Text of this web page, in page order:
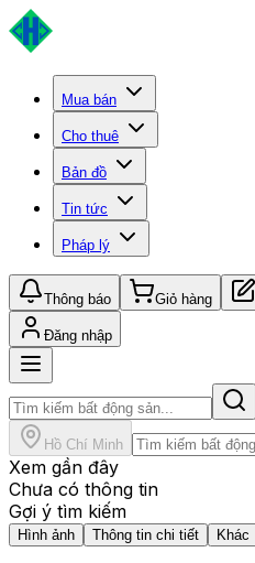
Mua bán
Cho thuê
Bản đồ
Tin tức
Pháp lý
Thông báo Giỏ hàng
Đăng nhập
Hồ Chí Minh
Xem gần đây
Chưa có thông tin
Gợi ý tìm kiếm
Hình ảnh Thông tin chi tiết Khác